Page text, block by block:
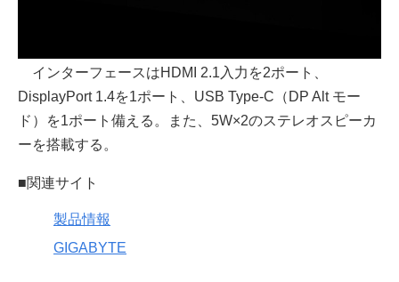
インターフェースはHDMI 2.1入力を2ポート、
DisplayPort 1.4を1ポート、USB Type-C（DP Alt モー
ド）を1ポート備える。また、5W×2のステレオスピーカ
ーを搭載する。
■関連サイト
製品情報
GIGABYTE